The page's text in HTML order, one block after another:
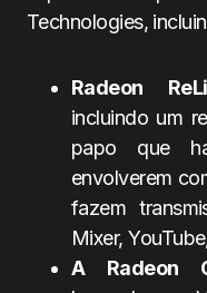
Technologies,
Radeon
incluindo um
papo que
envolverem
fazem
Mixer,
A Radeon